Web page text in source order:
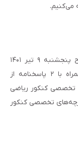
می‌کنیم.
کنکور گروه آزمایشی علوم ریاضی و فنی صبح پنجشنبه ۹ تیر ۱۴۰۱
برگزار می‌شود. ۲ دفترچه آزمون اختصاصی همراه با ۲ پاسخنامه از
تخصصی کنکور ریاضی
تخصصی کنکور